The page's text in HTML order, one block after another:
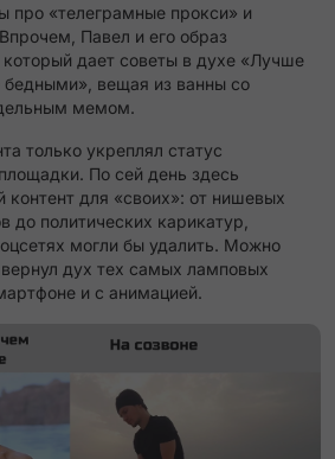
«телеграмные прокси» и
Павел и его образ
который дает советы в духе «Лучше
бедными», вещая из ванны со
мемом.
только укреплял статус
По сей день здесь
контент для «своих»: от нишевых
политических карикатур,
могли бы удалить. Можно
вернул дух тех самых ламповых
и с анимацией.